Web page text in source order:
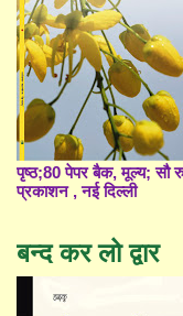
पृष्ठ;80 पेपर बैक, मूल्य; सौ
प्रकाशन , नई दिल्ली
बन्द कर लो द्वार